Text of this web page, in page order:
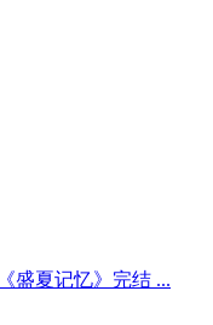
盛夏记忆》完结 ...